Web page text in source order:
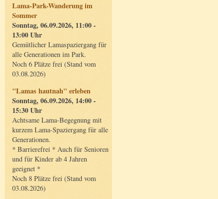
Lama-Park-Wanderung im
Sommer
Sonntag, 06.09.2026, 11:00 -
13:00 Uhr
Gemütlicher Lamaspaziergang für
alle Generationen im Park.
Noch 6 Plätze frei (Stand vom
03.08.2026)
"Lamas hautnah" erleben
Sonntag, 06.09.2026, 14:00 -
15:30 Uhr
Achtsame Lama-Begegnung mit
kurzem Lama-Spaziergang für alle
Generationen.
* Barrierefrei * Auch für Senioren
und für Kinder ab 4 Jahren
geeignet *
Noch 8 Plätze frei (Stand vom
03.08.2026)